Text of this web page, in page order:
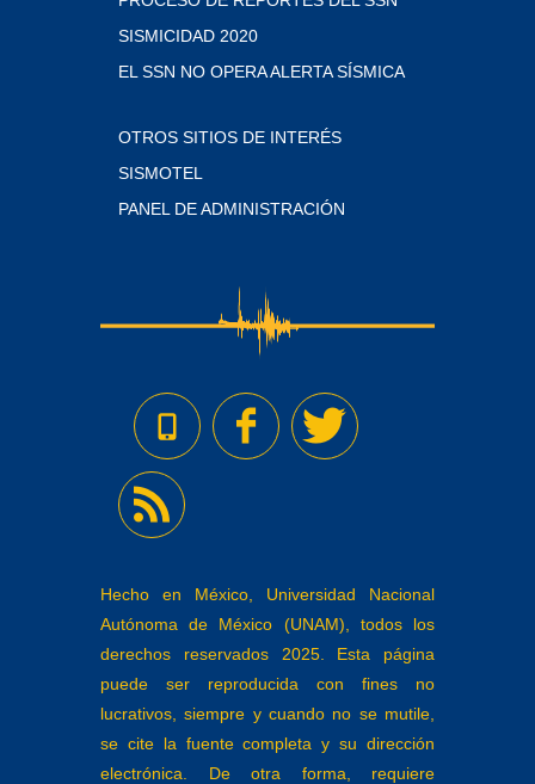
SISMICIDAD 2020
EL SSN NO OPERA ALERTA SÍSMICA
OTROS SITIOS DE INTERÉS
SISMOTEL
PANEL DE ADMINISTRACIÓN
Hecho en México, Universidad Nacional
Autónoma de México (UNAM), todos los
derechos reservados 2025. Esta página
puede ser reproducida con fines no
lucrativos, siempre y cuando no se mutile,
se cite la fuente completa y su dirección
electrónica. De otra forma, requiere